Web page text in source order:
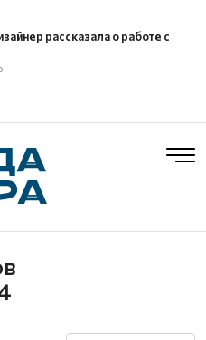
рассказала о работе с